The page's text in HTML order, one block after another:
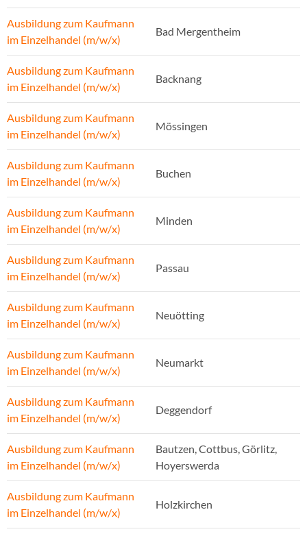
Ausbildung zum Kaufmann
im Einzelhandel (m/w/x)
Bad Mergentheim
Ausbildung zum Kaufmann
im Einzelhandel (m/w/x)
Backnang
Ausbildung zum Kaufmann
im Einzelhandel (m/w/x)
Mössingen
Ausbildung zum Kaufmann
im Einzelhandel (m/w/x)
Buchen
Ausbildung zum Kaufmann
im Einzelhandel (m/w/x)
Minden
Ausbildung zum Kaufmann
im Einzelhandel (m/w/x)
Passau
Ausbildung zum Kaufmann
im Einzelhandel (m/w/x)
Neuötting
Ausbildung zum Kaufmann
im Einzelhandel (m/w/x)
Neumarkt
Ausbildung zum Kaufmann
im Einzelhandel (m/w/x)
Deggendorf
Ausbildung zum Kaufmann
im Einzelhandel (m/w/x)
Bautzen, Cottbus, Görlitz,
Hoyerswerda
Ausbildung zum Kaufmann
im Einzelhandel (m/w/x)
Holzkirchen